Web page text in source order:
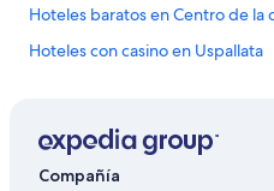
Hoteles baratos en Centro de la
Hoteles con casino en Uspallata
Hoteles 5 estrellas en Mendoza
Compañía